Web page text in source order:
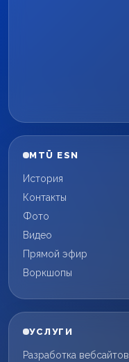
MTÜ ESN
История
Контакты
Фото
Видео
Прямой эфир
Воркшопы
УСЛУГИ
Разработка вебсайтов